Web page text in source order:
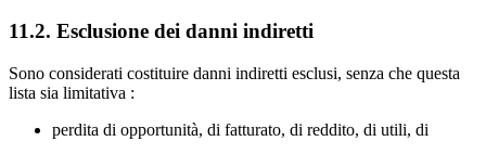
11.2. Esclusione dei danni indiretti
Sono considerati costituire danni indiretti esclusi, senza che questa
lista sia limitativa :
perdita di opportunità, di fatturato, di reddito, di utili, di